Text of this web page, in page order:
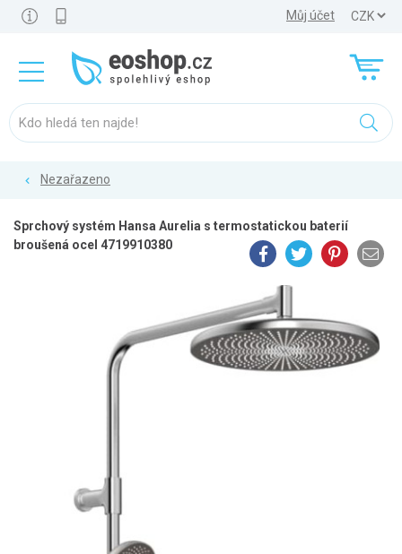
Můj účet
Nezařazeno
Sprchový systém Hansa Aurelia s termostatickou baterií
broušená ocel 4719910380